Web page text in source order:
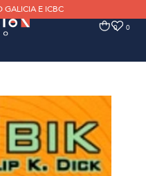
E ICBC
0 0